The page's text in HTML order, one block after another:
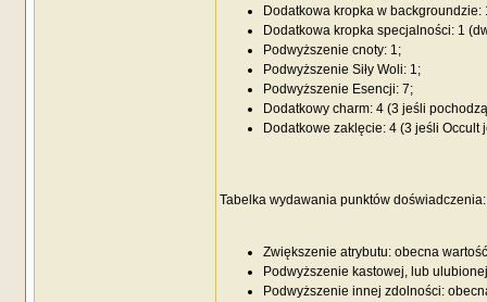
Dodatkowa kropka w
Dodatkowa kropka specjalności: 1
Podwyższenie cnoty: 1;
Podwyższenie Siły Woli: 1;
Podwyższenie Esencji: 7;
Dodatkowy charm: 4 (3 jeśli
Dodatkowe zaklęcie: 4 (3 jeśli
Tabelka wydawania punktów doświadczenia:
Zwiększenie atrybutu: obecna
Podwyższenie kastowej, lub
Podwyższenie innej zdolności: